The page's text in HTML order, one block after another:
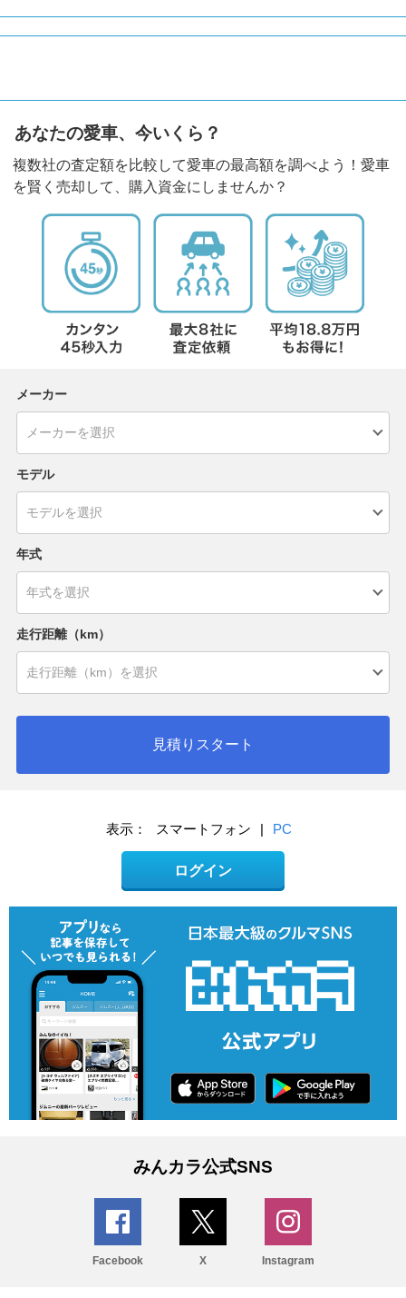
あなたの愛車、今いくら？
複数社の査定額を比較して愛車の最高額を調べよう！愛車
を賢く売却して、購入資金にしませんか？
メーカー
モデル
年式
走行距離（km）
見積りスタート
表示： スマートフォン | PC
ログイン
みんカラ公式SNS
Facebook X Instagram